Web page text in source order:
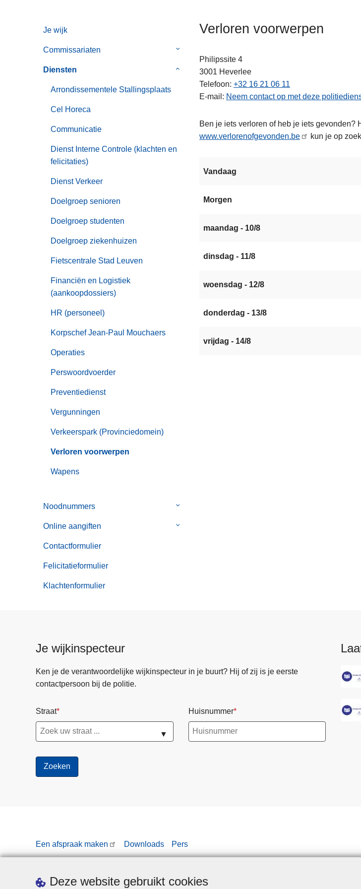
Deze website gebruikt cookies
Je wijk
Commissariaten
Submenu
Commissariaten
Diensten
Submenu
Diensten
Arrondissementele Stallingsplaats
Cel Horeca
Communicatie
Dienst Interne Controle (klachten en
felicitaties)
Dienst Verkeer
Doelgroep senioren
Doelgroep studenten
Doelgroep ziekenhuizen
Fietscentrale Stad Leuven
Financiën en Logistiek
(aankoopdossiers)
HR (personeel)
Korpschef Jean-Paul Mouchaers
Operaties
Perswoordvoerder
Preventiedienst
Vergunningen
Verkeerspark (Provinciedomein)
Verloren voorwerpen
Wapens
Noodnummers
Submenu
Online aangiften
Submenu
Contactformulier
Felicitatieformulier
Klachtenformulier
Verloren voorwerpen
Philipssite 4
3001 Heverlee
Telefoon +32 16 21 06 11
E-mail
Neem contact op met deze
Ben je iets verloren of heb je iets
www.verlorenofgevonden.be
kun je op
Vandaag
Morgen
maandag - 10/8
dinsdag - 11/8
woensdag - 12/8
donderdag - 13/8
vrijdag - 14/8
Je wijkinspecteur
Ken je de verantwoordelijke wijkinspecteur in je buurt? Hij of zij is je eerste
contactpersoon bij de politie.
Straat
▼
Huisnummer
Een afspraak maken Downloads Pers